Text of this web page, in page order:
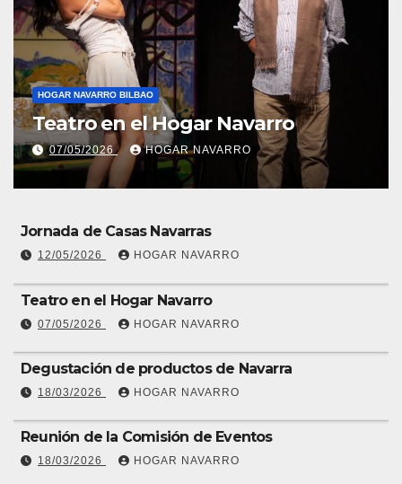
HOGAR NAVARRO BILBAO
Teatro en el Hogar Navarro
07/05/2026 HOGAR NAVARRO
Jornada de Casas Navarras
12/05/2026 HOGAR NAVARRO
Teatro en el Hogar Navarro
07/05/2026 HOGAR NAVARRO
Degustación de productos de Navarra
18/03/2026 HOGAR NAVARRO
Reunión de la Comisión de Eventos
18/03/2026 HOGAR NAVARRO